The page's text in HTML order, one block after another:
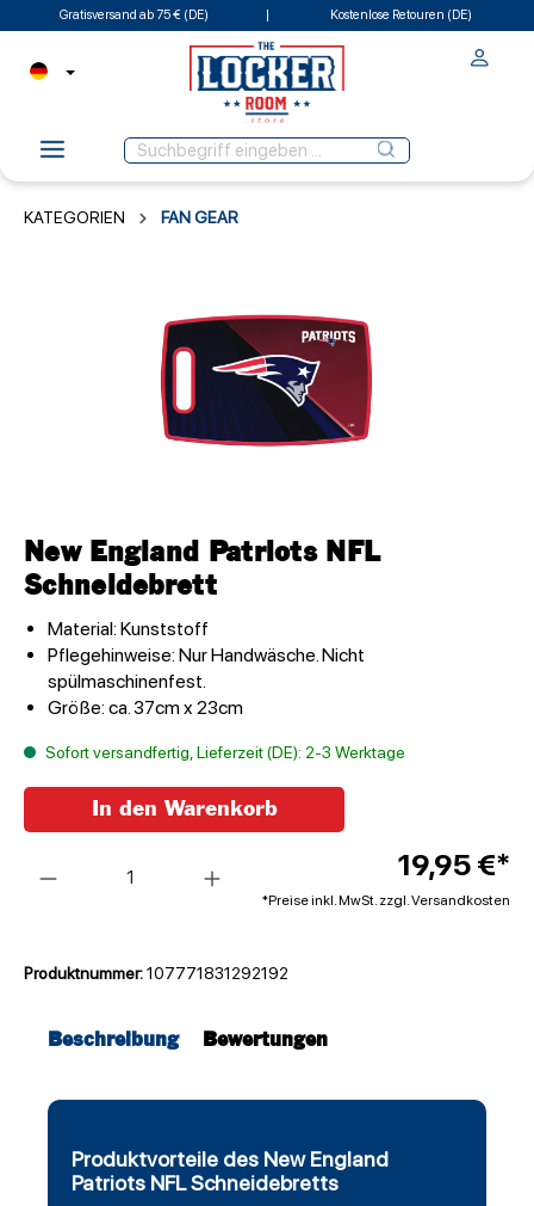
Gratisversand ab 75 € (DE) Kostenlose Retouren (DE)
KATEGORIEN FAN GEAR
New England Patriots NFL
Schneidebrett
Material: Kunststoff
Pflegehinweise: Nur Handwäsche. Nicht
spülmaschinenfest.
Größe: ca. 37cm x 23cm
Sofort versandfertig, Lieferzeit (DE): 2-3 Werktage
19,95 €*
*Preise inkl. MwSt. zzgl. Versandkosten
In den Warenkorb
Produktnummer:107771831292192
Beschreibung Bewertungen
Produktvorteile des New England
Patriots NFL Schneidebretts